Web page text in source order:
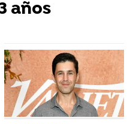
años